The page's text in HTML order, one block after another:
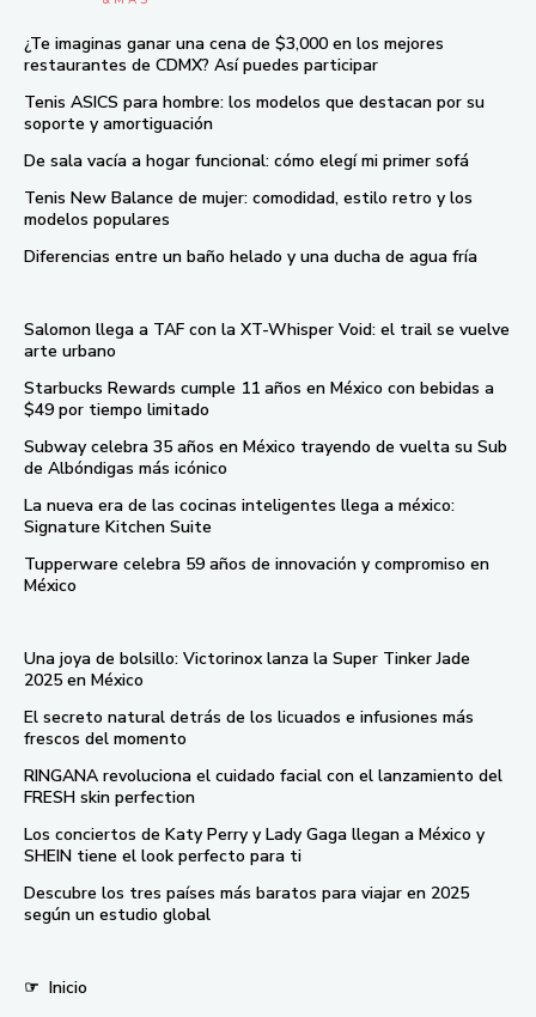
¿Te imaginas ganar una cena de $3,000 en los mejores
restaurantes de CDMX? Así puedes participar
Tenis ASICS para hombre: los modelos que destacan por su
soporte y amortiguación
De sala vacía a hogar funcional: cómo elegí mi primer sofá
Tenis New Balance de mujer: comodidad, estilo retro y los
modelos populares
Diferencias entre un baño helado y una ducha de agua fría
Salomon llega a TAF con la XT-Whisper Void: el trail se vuelve
arte urbano
Starbucks Rewards cumple 11 años en México con bebidas a
$49 por tiempo limitado
Subway celebra 35 años en México trayendo de vuelta su Sub
de Albóndigas más icónico
La nueva era de las cocinas inteligentes llega a méxico:
Signature Kitchen Suite
Tupperware celebra 59 años de innovación y compromiso en
México
Una joya de bolsillo: Victorinox lanza la Super Tinker Jade
2025 en México
El secreto natural detrás de los licuados e infusiones más
frescos del momento
RINGANA revoluciona el cuidado facial con el lanzamiento del
FRESH skin perfection
Los conciertos de Katy Perry y Lady Gaga llegan a México y
SHEIN tiene el look perfecto para ti
Descubre los tres países más baratos para viajar en 2025
según un estudio global
☞ Inicio